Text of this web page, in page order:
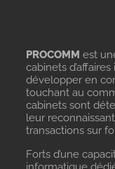
PROCOMM est
cabinets
développer en
touchant au
cabinets sont
leur
transactions sur
Forts d’une